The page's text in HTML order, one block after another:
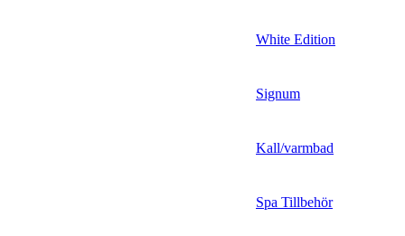
White Edition
Signum
Kall/varmbad
Spa Tillbehör